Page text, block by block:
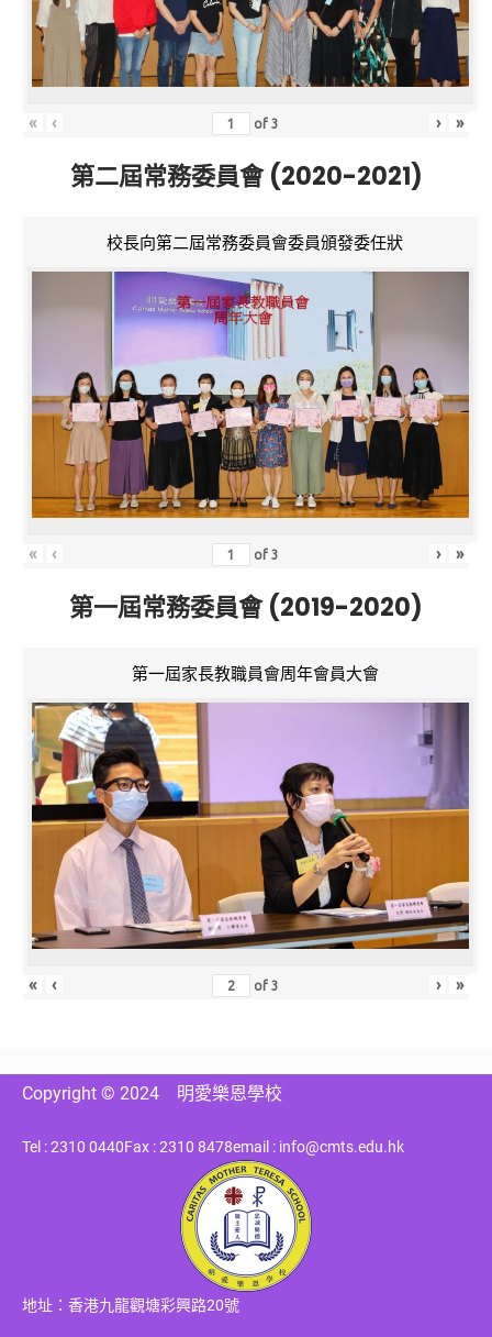
« ‹ of3 › »
第二屆常務委員會 (2020-2021)
校長向第二屆常務委員會委員頒發委任狀
« ‹ of3 › »
第一屆常務委員會 (2019-2020)
第一屆家長教職員會周年會員大會
« ‹ of3 › »
Copyright © 2024 明愛樂恩學校
Tel : 2310 0440Fax : 2310 8478email : info@cmts.edu.hk
地址：香港九龍觀塘彩興路20號